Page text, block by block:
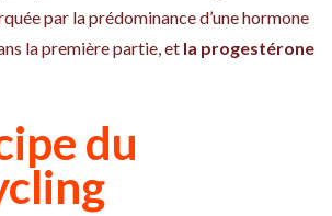
par la prédominance d’une hormone
la première partie, et la progestérone
du